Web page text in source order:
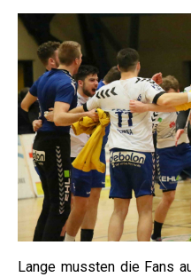
Lange mussten die Fans